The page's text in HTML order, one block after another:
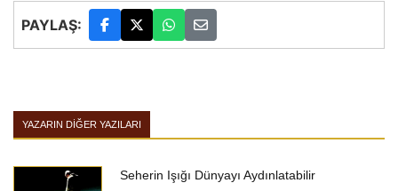
PAYLAŞ:
YAZARIN DIĞER YAZILARI
Seherin Işığı Dünyayı Aydınlatabilir